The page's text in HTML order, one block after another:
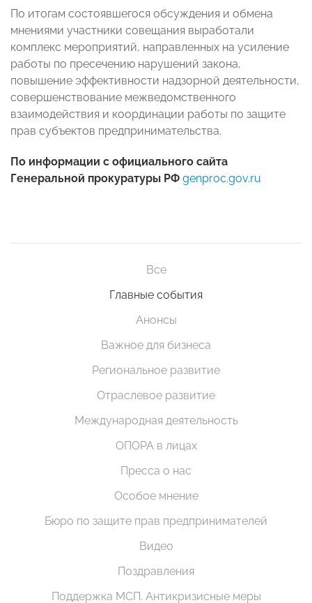
По итогам состоявшегося обсуждения и обмена
мнениями участники совещания выработали
комплекс мероприятий, направленных на усиление
работы по пресечению нарушений закона,
повышение эффективности надзорной деятельности,
совершенствование межведомственного
взаимодействия и координации работы по защите
прав субъектов предпринимательства.
По информации с официального сайта
Генеральной прокуратуры РФ genproc.gov.ru
Все
Главные события
Анонсы
Важное для бизнеса
Региональное развитие
Отраслевое развитие
Международная деятельность
ОПОРА в лицах
Пресса о нас
Особое мнение
Бюро по защите прав предпринимателей
Видео
Поздравления
Поддержка МСП. Антикризисные меры